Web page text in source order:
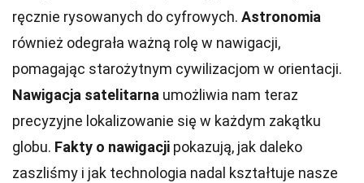
ręcznie rysowanych do cyfrowych. Astronomia
również odegrała ważną rolę w nawigacji,
pomagając starożytnym cywilizacjom w orientacji.
Nawigacja satelitarna umożliwia nam teraz
precyzyjne lokalizowanie się w każdym zakątku
globu. Fakty o nawigacji pokazują, jak daleko
zaszliśmy i jak technologia nadal kształtuje nasze